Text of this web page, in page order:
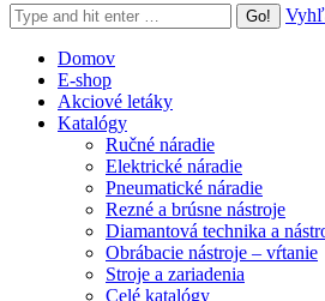
Search:
Domov
E-shop
Akciové letáky
Katalógy
Ručné náradie
Elektrické náradie
Pneumatické náradie
Rezné a brúsne nástroje
Diamantová technika a
Obrábacie nástroje – vŕtanie
Stroje a zariadenia
Celé katalógy